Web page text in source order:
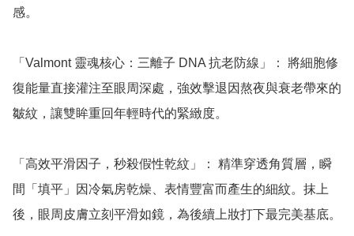
感。
「Valmont 靈魂核心：三離子 DNA 抗老防線」： 將細胞修
復能量直接灌注至眼周深處，強效擊退因熬夜與衰老帶來的
皺紋，讓雙眸重回年輕時代的緊緻度。
「高效平滑因子，秒殺假性乾紋」： 精準穿透角質層，瞬
間「填平」因冷氣房乾燥、表情豐富而產生的細紋。抹上
後，眼周皮膚立刻平滑如鏡，為後續上妝打下最完美基底。